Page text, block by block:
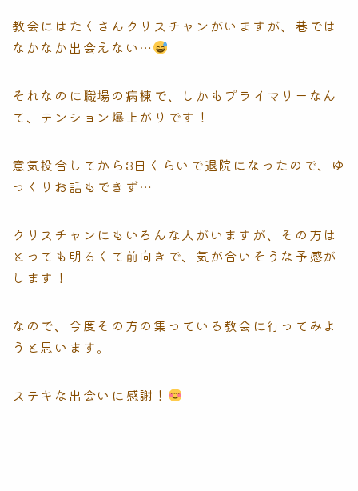
教会にはたくさんクリスチャンがいますが、巷では
なかなか出会えない…
それなのに職場の病棟で、しかもプライマリーなん
て、テンション爆上がりです！
意気投合してから3日くらいで退院になったので、ゆ
っくりお話もできず…
クリスチャンにもいろんな人がいますが、その方は
とっても明るくて前向きで、気が合いそうな予感が
します！
なので、今度その方の集っている教会に行ってみよ
うと思います。
ステキな出会いに感謝！